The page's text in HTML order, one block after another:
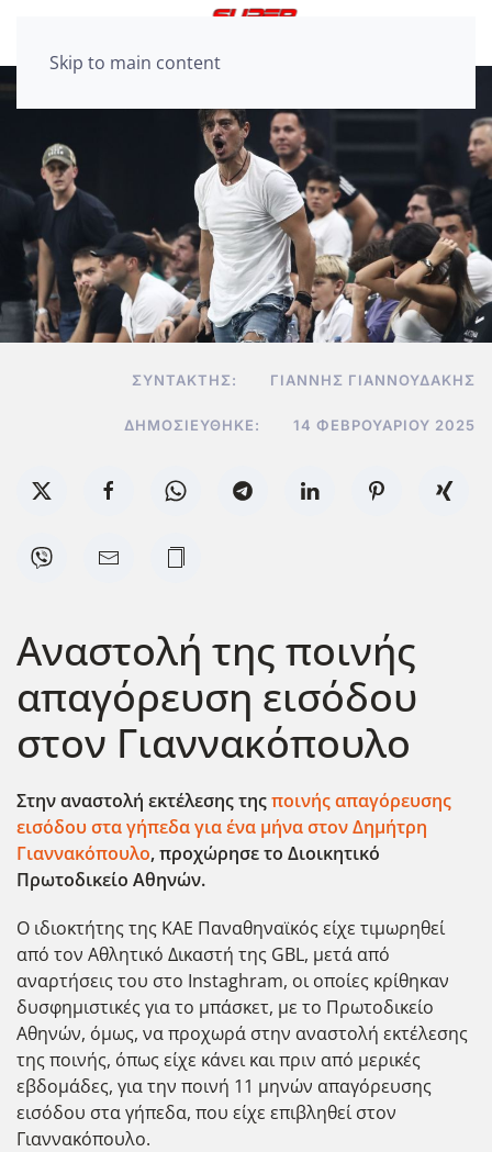
Skip to main content
ΣΥΝΤΆΚΤΗΣ: ΓΙΆΝΝΗΣ ΓΙΑΝΝΟΥΔΆΚΗΣ
ΔΗΜΟΣΙΕΎΘΗΚΕ: 14 ΦΕΒΡΟΥΑΡΊΟΥ 2025
Αναστολή της ποινής
απαγόρευση εισόδου
στον Γιαννακόπουλο
Στην αναστολή εκτέλεσης τηςποινής απαγόρευσης
εισόδου στα γήπεδα για ένα μήνα στον Δημήτρη
Γιαννακόπουλο, προχώρησε το Διοικητικό
Πρωτοδικείο Αθηνών.
Ο ιδιοκτήτης της ΚΑΕ Παναθηναϊκός είχε τιμωρηθεί
από τον Αθλητικό Δικαστή της GBL, μετά από
αναρτήσεις του στο Instaghram, οι οποίες κρίθηκαν
δυσφημιστικές για το μπάσκετ, με το Πρωτοδικείο
Αθηνών, όμως, να προχωρά στην αναστολή εκτέλεσης
της ποινής, όπως είχε κάνει και πριν από μερικές
εβδομάδες, για την ποινή 11 μηνών απαγόρευσης
εισόδου στα γήπεδα, που είχε επιβληθεί στον
Γιαννακόπουλο.